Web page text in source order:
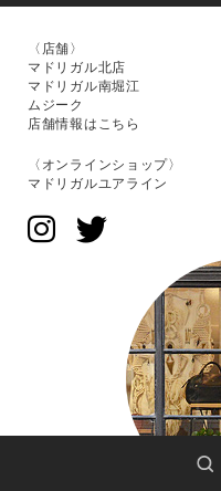
〈店舗〉
マドリガル北店
マドリガル南堀江
ムジーク
店舗情報はこちら
〈オンラインショップ〉
マドリガルユアライン